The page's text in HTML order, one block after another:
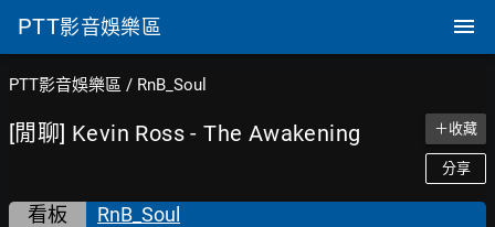
PTT影音娛樂區
PTT影音娛樂區 / RnB_Soul
[閒聊] Kevin Ross - The Awakening ＋收藏
分享
看板
RnB_Soul